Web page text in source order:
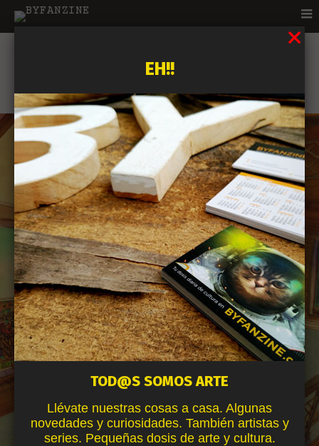
image22 – copia
EH!!
TOD@S SOMOS ARTE
Llévate nuestras cosas a casa. Algunas
novedades y curiosidades. También artistas y
series. Pequeñas dosis de arte y cultura.